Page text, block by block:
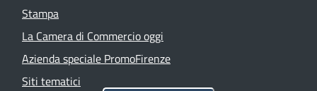
Stampa
La Camera di Commercio oggi
Azienda speciale PromoFirenze
Siti tematici